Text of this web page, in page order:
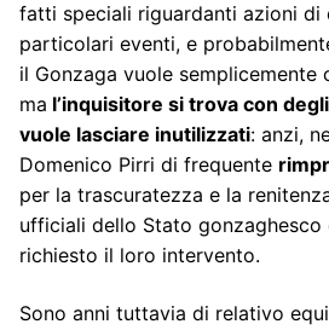
fatti speciali riguardanti azioni di
particolari eventi, e
il Gonzaga vuole semplicemente
ma l’inquisitore si trova con
vuole lasciare inutilizzati: anzi,
Domenico Pirri di frequente
per la trascuratezza e la
ufficiali dello Stato gonzaghesco
richiesto il loro intervento.
Sono anni tuttavia di relativo